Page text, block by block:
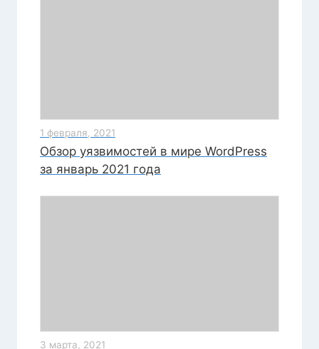
1 февраля, 2021
Обзор уязвимостей в мире WordPress
за январь 2021 года
3 марта, 2021